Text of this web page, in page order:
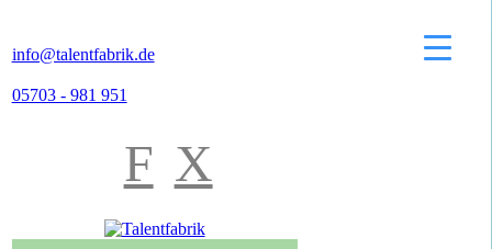
info@talentfabrik.de
05703 - 981 951
F X